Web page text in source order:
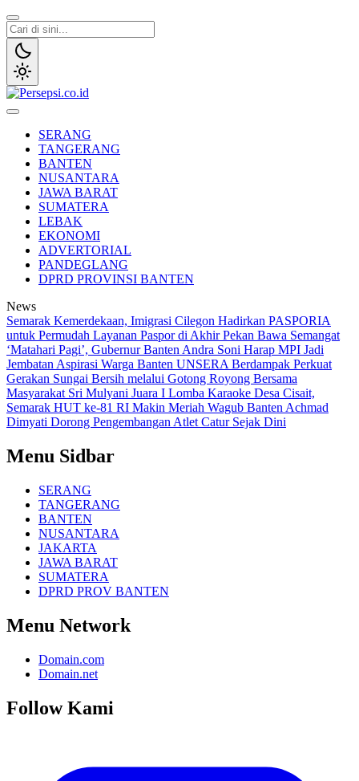
Lewati
ke
konten
SERANG
TANGERANG
BANTEN
NUSANTARA
JAWA BARAT
SUMATERA
LEBAK
EKONOMI
ADVERTORIAL
PANDEGLANG
DPRD PROVINSI BANTEN
News
Semarak Kemerdekaan, Imigrasi Cilegon Hadirkan PASPORIA
untuk Permudah Layanan Paspor di Akhir Pekan Bawa Semangat
‘Matahari Pagi’, Gubernur Banten Andra Soni Harap MPI Jadi
Jembatan Aspirasi Warga Banten UNSERA Berdampak Perkuat
Gerakan Sungai Bersih melalui Gotong Royong Bersama
Masyarakat Sri Mulyani Juara I Lomba Karaoke Desa Cisait,
Semarak HUT ke-81 RI Makin Meriah Wagub Banten Achmad
Dimyati Dorong Pengembangan Atlet Catur Sejak Dini
Menu Sidbar
SERANG
TANGERANG
BANTEN
NUSANTARA
JAKARTA
JAWA BARAT
SUMATERA
DPRD PROV BANTEN
Menu Network
Domain.com
Domain.net
Follow Kami